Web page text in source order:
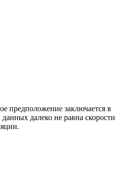
предположение заключается в
далеко не равна скорости